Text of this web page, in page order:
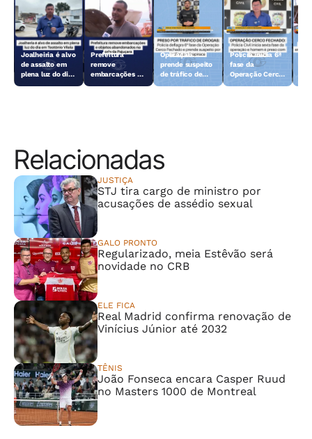
Joalheiria é alvo
de assalto em
plena luz do dia
Prefeitura
remove
embarcações e
Operação
prende suspeito
de tráfico de
Polícia inicia 6ª
fase da
Operação Cerco
Relacionadas
JUSTIÇA
STJ tira cargo de ministro por
acusações de assédio sexual
GALO PRONTO
Regularizado, meia Estêvão será
novidade no CRB
ELE FICA
Real Madrid confirma renovação de
Vinícius Júnior até 2032
TÊNIS
João Fonseca encara Casper Ruud
no Masters 1000 de Montreal